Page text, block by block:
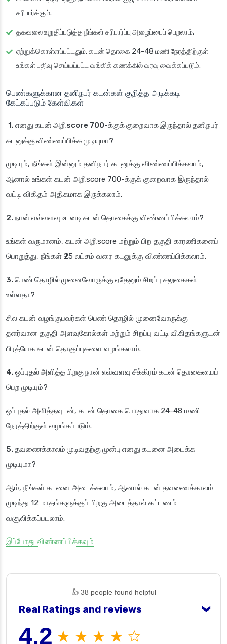
சரிபார்க்கும்.
தகவலை உறுதிப்படுத்த நீங்கள் சரிபார்ப்பு அழைப்பைப் பெறலாம்.
ஏற்றுக்கொள்ளப்பட்டதும், கடன் தொகை 24-48 மணி நேரத்திற்குள்
உங்கள் பதிவு செய்யப்பட்ட வங்கிக் கணக்கில் வரவு வைக்கப்படும்.
பெண்களுக்கான தனிநபர் கடன்கள் குறித்த அடிக்கடி
கேட்கப்படும் கேள்விகள்
1. எனது கடன் அறிscore 700-க்குக் குறைவாக இருந்தால் தனிநபர்
கடனுக்கு விண்ணப்பிக்க முடியுமா?
முடியும், நீங்கள் இன்னும் தனிநபர் கடனுக்கு விண்ணப்பிக்கலாம்,
ஆனால் உங்கள் கடன் அறிscore 700-க்குக் குறைவாக இருந்தால்
வட்டி விகிதம் அதிகமாக இருக்கலாம்.
2. நான் எவ்வளவு உடனடி கடன் தொகைக்கு விண்ணப்பிக்கலாம்?
உங்கள் வருமானம், கடன் அறிscore மற்றும் பிற தகுதி காரணிகளைப்
பொறுத்து, நீங்கள் ₹25 லட்சம் வரை கடனுக்கு விண்ணப்பிக்கலாம்.
3. பெண் தொழில் முனைவோருக்கு ஏதேனும் சிறப்பு சலுகைகள்
உள்ளதா?
சில கடன் வழங்குபவர்கள் பெண் தொழில் முனைவோருக்கு
தளர்வான தகுதி அளவுகோல்கள் மற்றும் சிறப்பு வட்டி விகிதங்களுடன்
பிரத்யேக கடன் தொகுப்புகளை வழங்கலாம்.
4. ஒப்புதல் அளித்த பிறகு நான் எவ்வளவு சீக்கிரம் கடன் தொகையைப்
பெற முடியும்?
ஒப்புதல் அளித்தவுடன், கடன் தொகை பொதுவாக 24-48 மணி
நேரத்திற்குள் வழங்கப்படும்.
5. தவணைக்காலம் முடிவதற்கு முன்பு எனது கடனை அடைக்க
முடியுமா?
ஆம், நீங்கள் கடனை அடைக்கலாம், ஆனால் கடன் தவணைக்காலம்
முடிந்து 12 மாதங்களுக்குப் பிறகு அடைத்தால் கட்டணம்
வசூலிக்கப்படலாம்.
இப்போது விண்ணப்பிக்கவும்
👍 38 people found helpful
Real Ratings and reviews ❯
4.2 ★ ★ ★ ★ ☆